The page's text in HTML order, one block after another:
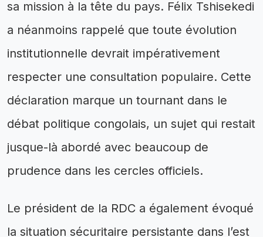
sa mission à la tête du pays. Félix Tshisekedi
a néanmoins rappelé que toute évolution
institutionnelle devrait impérativement
respecter une consultation populaire. Cette
déclaration marque un tournant dans le
débat politique congolais, un sujet qui restait
jusque-là abordé avec beaucoup de
prudence dans les cercles officiels.
Le président de la RDC a également évoqué
la situation sécuritaire persistante dans l’est